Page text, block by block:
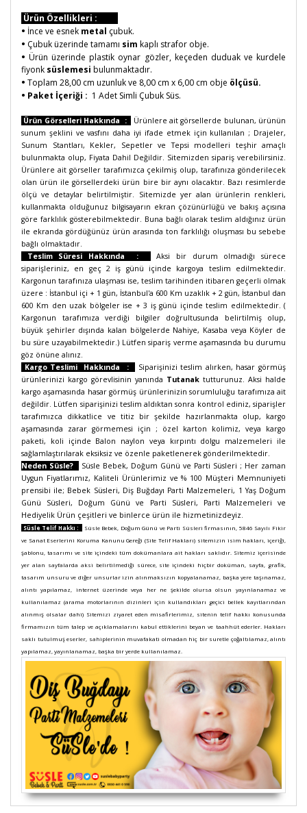
Ürün Özellikleri :
• İnce ve esnek metal çubuk.
• Çubuk üzerinde tamamı sim kaplı strafor obje.
• Ürün üzerinde plastik oynar gözler, keçeden duduak ve kurdele
fiyonk süslemesi bulunmaktadır.
• Toplam 28,00 cm uzunluk ve 8,00 cm x 6,00 cm obje ölçüsü.
• Paket İçeriği : 1 Adet Simli Çubuk Süs.
Ürün Görselleri Hakkında :
Ürünlere ait görsellerde bulunan, ürünün
sunum şeklini ve vasfını daha iyi ifade etmek için kullanılan ; Drajeler,
Sunum Stantları, Kekler, Sepetler ve Tepsi modelleri teşhir amaçlı
bulunmakta olup, Fiyata Dahil Değildir. Sitemizden sipariş verebilirsiniz.
Ürünlere ait görseller tarafımızca çekilmiş olup, tarafınıza gönderilecek
olan ürün ile görsellerdeki ürün bire bir aynı olacaktır. Bazı resimlerde
ölçü ve detaylar belirtilmiştir. Sitemizde yer alan ürünlerin renkleri,
kullanmakta olduğunuz bilgisayarın ekran çözünürlüğü ve bakış açısına
göre farklılık gösterebilmektedir. Buna bağlı olarak teslim aldığınız ürün
ile ekranda gördüğünüz ürün arasında ton farklılığı oluşması bu sebebe
bağlı olmaktadır.
Teslim Süresi Hakkında :
Aksi bir durum olmadığı sürece
siparişleriniz, en geç 2 iş günü içinde kargoya teslim edilmektedir.
Kargonun tarafınıza ulaşması ise, teslim tarihinden itibaren geçerli olmak
üzere : İstanbul içi + 1 gün, İstanbul'a 600 Km uzaklık + 2 gün, İstanbul dan
600 Km den uzak bölgeler ise + 3 iş günü içinde teslim edilmektedir. (
Kargonun tarafımıza verdiği bilgiler doğrultusunda belirtilmiş olup,
büyük şehirler dışında kalan bölgelerde Nahiye, Kasaba veya Köyler de
bu süre uzayabilmektedir.) Lütfen sipariş verme aşamasında bu durumu
göz önüne alınız.
Kargo Teslimi Hakkında :
Siparişinizi teslim alırken, hasar görmüş
ürünlerinizi kargo görevlisinin yanında Tutanak tutturunuz. Aksi halde
kargo aşamasında hasar görmüş ürünlerinizin sorumluluğu tarafımıza ait
değildir. Lütfen siparişinizi teslim aldıktan sonra kontrol ediniz, siparişler
tarafımızca dikkatlice ve titiz bir şekilde hazırlanmakta olup, kargo
aşamasında zarar görmemesi için ; özel karton kolimiz, veya kargo
paketi, koli içinde Balon naylon veya kırpıntı dolgu malzemeleri ile
sağlamlaştırılarak eksiksiz ve özenle paketlenerek gönderilmektedir.
Neden Süsle?
Süsle Bebek, Doğum Günü ve Parti Süsleri ; Her zaman
Uygun Fiyatlarımız, Kaliteli Ürünlerimiz ve % 100 Müşteri Memnuniyeti
prensibi ile; Bebek Süsleri, Diş Buğdayı Parti Malzemeleri, 1 Yaş Doğum
Günü Süsleri, Doğum Günü ve Parti Süsleri, Parti Malzemeleri ve
Hediyelik Ürün çeşitleri ve binlerce ürün ile hizmetinizdeyiz.
Süsle Telif Hakkı :
Süsle Bebek, Doğum Günü ve Parti Süsleri firmasının, 5846 Sayılı Fikir
ve Sanat Eserlerini Koruma Kanunu Gereği (Site Telif Hakları) sitemizin isim hakları, içeriği,
şablonu, tasarımı ve site içindeki tüm dokümanlara ait hakları saklıdır. Sitemiz içerisinde
yer alan sayfalarda aksi belirtilmediği sürece, site içindeki hiçbir doküman, sayfa, grafik,
tasarım unsuru ve diğer unsurlar izin alınmaksızın kopyalanamaz, başka yere taşınamaz,
alıntı yapılamaz, internet üzerinde veya her ne şekilde olursa olsun yayınlanamaz ve
kullanılamaz (arama motorlarının dizinleri için kullandıkları geçici bellek kayıtlarından
alınmış olsalar dahi) Sitemizi ziyaret eden misafirlerimiz, sitenin telif hakkı konusunda
firmamızın tüm talep ve açıklamalarını kabul ettiklerini beyan ve taahhüt ederler. Hakları
saklı tutulmuş eserler, sahiplerinin muvafakati olmadan hiç bir suretle çoğaltılamaz, alıntı
yapılamaz, yayınlanamaz, başka bir yerde kullanılamaz.